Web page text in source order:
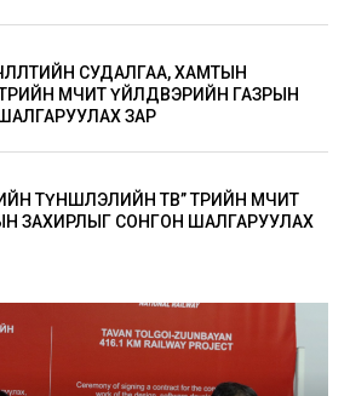
СУДАЛГАА, ХАМТЫН
ӨМЧИТ ҮЙЛДВЭРИЙН ГАЗРЫН
ЗАР
ТҮНШЛЭЛИЙН ТӨВ” ТӨРИЙН ӨМЧИТ
ЗАХИРЛЫГ СОНГОН ШАЛГАРУУЛАХ